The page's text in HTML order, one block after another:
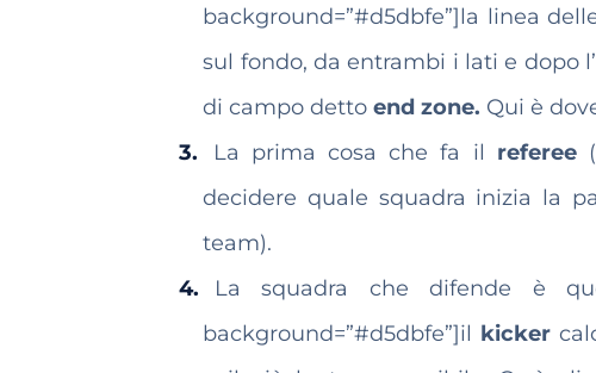
background=”#d5dbfe”]la linea
sul fondo, da entrambi i lati e dopo
di campo dettoend zone. Qui è
La prima cosa che fa il referee
decidere quale squadra inizia la
team).
La squadra che difende è
background=”#d5dbfe”]il kicker